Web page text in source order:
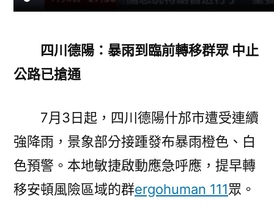
四川德陽：暴雨到臨前轉移群眾 中止
公路已搶通
7月3日起，四川德陽什邡市遭受連續
強降雨，景象部分接踵發布暴雨橙色、白
色預警。本地敏捷啟動應急呼應，提早轉
移安頓風險區域的群ergohuman 111眾。